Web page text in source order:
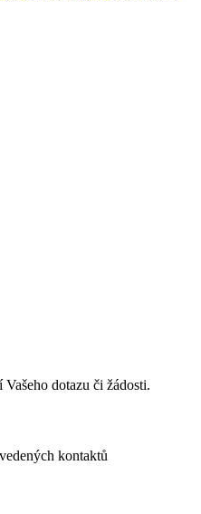
dotazu či žádosti.
kontaktů